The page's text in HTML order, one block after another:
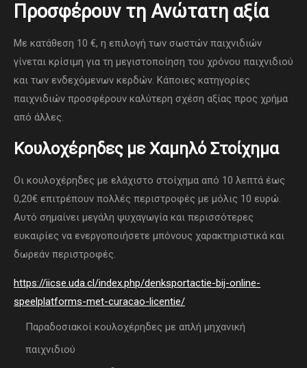
Προσφέρουν τη Ανώτατη αξία
Με κατάθεση 10 €, η επιλογή των σωστών παιχνιδιών
γίνεται κρίσιμη για τη μεγιστοποίηση του χρόνου παιχνιδιού
και των ενδεχόμενων κερδών. Κάποιες κατηγορίες
παιχνιδιών προσφέρουν καλύτερη σχέση αξίας προς χρήμα
από άλλες.
Κουλοχέρηδες με Χαμηλό Στοίχημα
Οι κουλοχέρηδες με ελάχιστο στοίχημα από 10 λεπτά έως
0,20€ επιτρέπουν πολλές περιστροφές με μόλις 10 ευρώ.
Αυτό σημαίνει μεγάλη ψυχαγωγία και περισσότερες
ευκαιρίες να ενεργοποιήσετε μπόνους χαρακτηριστικά και
δωρεάν περιστροφές.
https://iicse.uda.cl/index.php/denksportactie-bij-online-
speelplatforms-met-curacao-licentie/
Παραδοσιακοί κουλοχέρηδες με απλή μηχανική
παιχνιδιού